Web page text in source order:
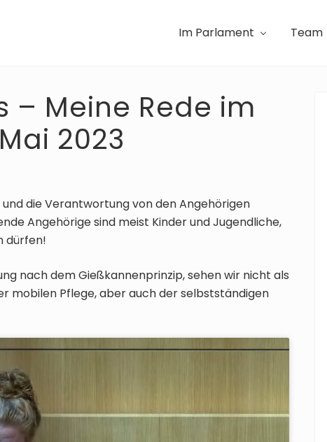
Im Parlament Team
Meine Rede im
2023
die Verantwortung von den Angehörigen
Angehörige sind meist Kinder und Jugendliche,
dürfen!
nach dem Gießkannenprinzip, sehen wir nicht als
mobilen Pflege, aber auch der selbstständigen